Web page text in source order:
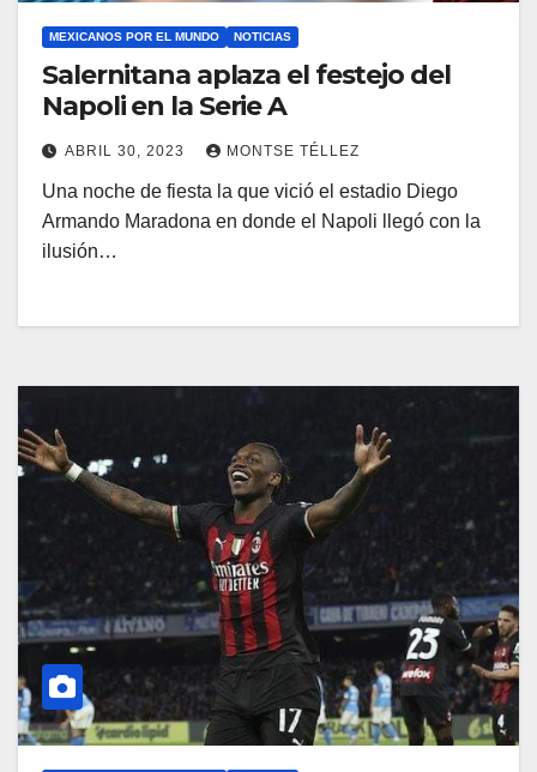
MEXICANOS POR EL MUNDO NOTICIAS
Salernitana aplaza el festejo del
Napoli en la Serie A
ABRIL 30, 2023 MONTSE TÉLLEZ
Una noche de fiesta la que vició el estadio Diego
Armando Maradona en donde el Napoli llegó con la
ilusión…